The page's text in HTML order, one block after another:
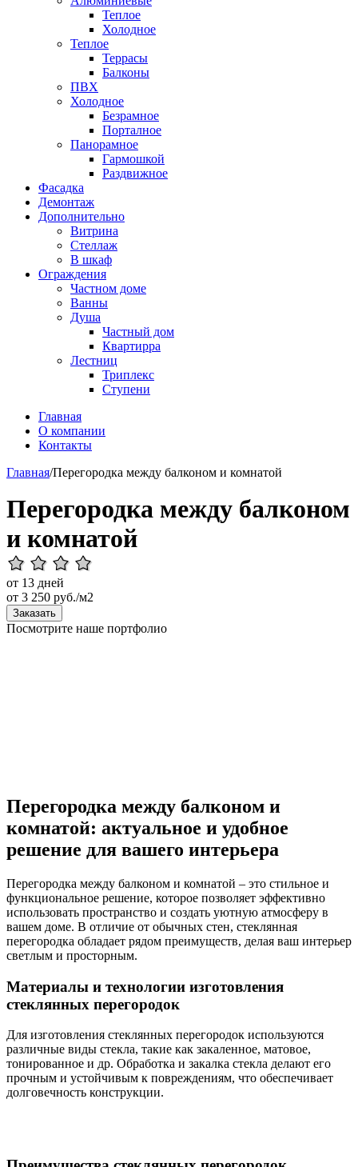
Теплое
Холодное
Теплое
Террасы
Балконы
ПВХ
Холодное
Безрамное
Порталное
Панорамное
Гармошкой
Раздвижное
Фасадка
Демонтаж
Дополнительно
Витрина
Стеллаж
В шкаф
Ограждения
Частном доме
Ванны
Душа
Частный дом
Квартирра
Лестниц
Триплекс
Ступени
Главная
О компании
Контакты
Главная/Перегородка между балконом и комнатой
Перегородка между балконом
и комнатой
от 13 дней
от 3 250 руб./м2
Заказать
Посмотрите наше портфолио
Перегородка между балконом и
комнатой: актуальное и удобное
решение для вашего интерьера
Перегородка между балконом и комнатой – это стильное и
функциональное решение, которое позволяет эффективно
использовать пространство и создать уютную атмосферу в
вашем доме. В отличие от обычных стен, стеклянная
перегородка обладает рядом преимуществ, делая ваш интерьер
светлым и просторным.
Материалы и технологии изготовления
стеклянных перегородок
Для изготовления стеклянных перегородок используются
различные виды стекла, такие как закаленное, матовое,
тонированное и др. Обработка и закалка стекла делают его
прочным и устойчивым к повреждениям, что обеспечивает
долговечность конструкции.